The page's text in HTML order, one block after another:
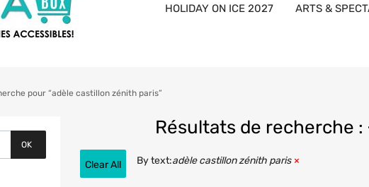
HOLIDAY ON ICE 2027 ARTS &
pour “adèle castillon zénith paris”
Résultats de recherche
Clear All By text:adèle castillon zénith paris
OK